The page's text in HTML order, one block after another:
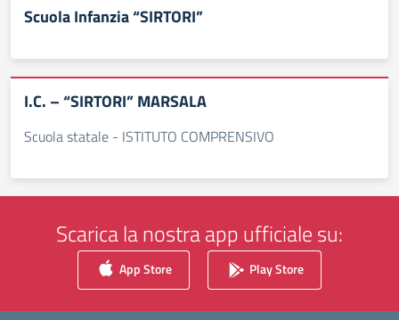
Scuola Infanzia “SIRTORI”
I.C. – “SIRTORI” MARSALA
Scuola statale - ISTITUTO COMPRENSIVO
Scarica la nostra app ufficiale su:
App Store Play Store